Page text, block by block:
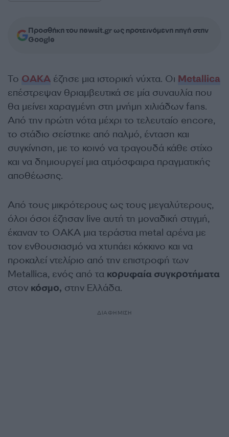
Προσθήκη του newsit.gr ως προτεινόμενη πηγή στην
Google
Το ΟΑΚΑ έζησε μια ιστορική νύχτα. Οι Metallica
επέστρεψαν θριαμβευτικά σε μία συναυλία που
θα μείνει χαραγμένη στη μνήμη χιλιάδων fans.
Από την πρώτη νότα μέχρι το τελευταίο encore,
το στάδιο σείστηκε από παλμό, ένταση και
συγκίνηση, με το κοινό να τραγουδά κάθε στίχο
και να δημιουργεί μια ατμόσφαιρα πραγματικής
αποθέωσης.
Από τους μικρότερους ως τους μεγαλύτερους,
όλοι όσοι έζησαν live αυτή τη μοναδική στιγμή,
έκαναν το ΟΑΚΑ μια τεράστια metal αρένα με
τον ενθουσιασμό να χτυπάει κόκκινο και να
προκαλεί ντελίριο από την επιστροφή των
Metallica, ενός από τα κορυφαία συγκροτήματα
στον κόσμο, στην Ελλάδα.
ΔΙΑΦΗΜΙΣΗ